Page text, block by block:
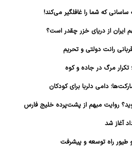
ایران از دریای خزر چقدر است؟
رانت دولتی و تحریم
مرگ در جاده و کوه
دامی دلربا برای کودکان
روایت مبهم از پشت‌پرده خلیج فارس
آغاز شد
راه توسعه و پیشرفت